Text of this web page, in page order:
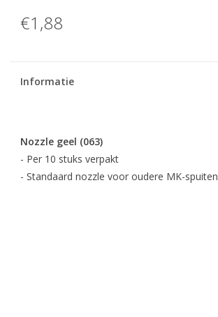
€1,88
Informatie
Nozzle geel (063)
- Per 10 stuks verpakt
- Standaard nozzle voor oudere MK-spuiten